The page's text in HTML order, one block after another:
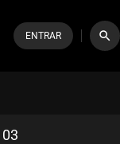
ENTRAR search